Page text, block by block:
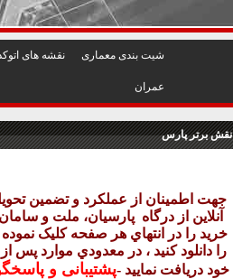
شيت بندی معماری نقشه های
عمران
نقش برتر پارس
جهت اطمينان از عملکرد و تضمين
آنلاين از درگاه پارسيان، ملت و سامان
خريد را در انتهاي هر صفحه کليک
را دانلود کنيد ، در معدودي موارد پس
خود دريافت نماييد -پشتيبانی و